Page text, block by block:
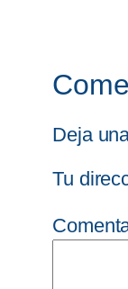
Deja
Tu